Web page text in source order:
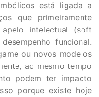
está ligada a
que primeiramente
intelectual (soft
funcional.
ou novos modelos
ao mesmo tempo
podem ter impacto
porque existe hoje